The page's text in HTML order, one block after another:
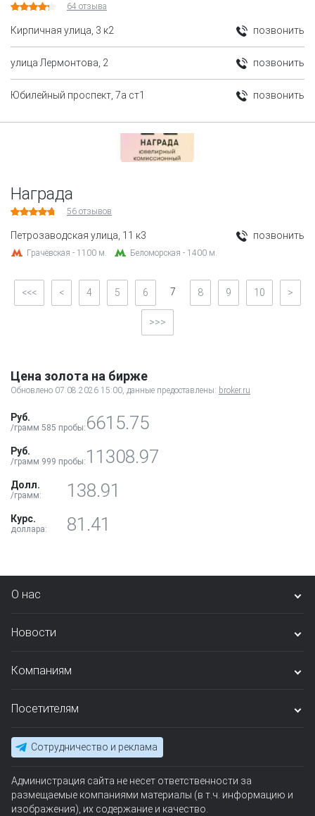
64 отзыва
позвонить
Кирпичная улица, 3 к2
позвонить
улица Лермонтова, 2
позвонить
Юбилейный проспект, 7а ст1
Награда
56 отзывов
позвонить
Петрозаводская улица, 11 к3
Грачёвская - 1100 м. Беломорская - 1400 м.
<<< < 4 5 6 7 8 9 10 >
>>>
Цена золота на бирже
Обновлено 07.08.2026 15:00 , данные предоставлены: broker.ru
Руб.
/грамм 585 пробы: 6615.75
Руб.
/грамм 999 пробы: 11308.97
Долл.
/грамм: 138.91
Курс.
доллара: 81.41
О нас
Новости
Компаниям
Посетителям
Сотрудничество и реклама
Администрация сайта не несет ответственности за
размещаемые компаниями материалы (в т.ч. информацию и
изображения), их содержание и качество.